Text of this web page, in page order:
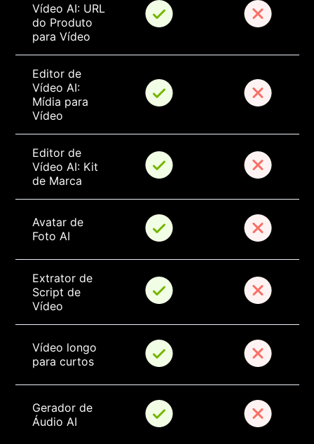
Vídeo AI: URL
do Produto
para Vídeo
Editor de
Vídeo AI:
Mídia para
Vídeo
Editor de
Vídeo AI: Kit
de Marca
Avatar de
Foto AI
Extrator de
Script de
Vídeo
Vídeo longo
para curtos
Gerador de
Áudio AI